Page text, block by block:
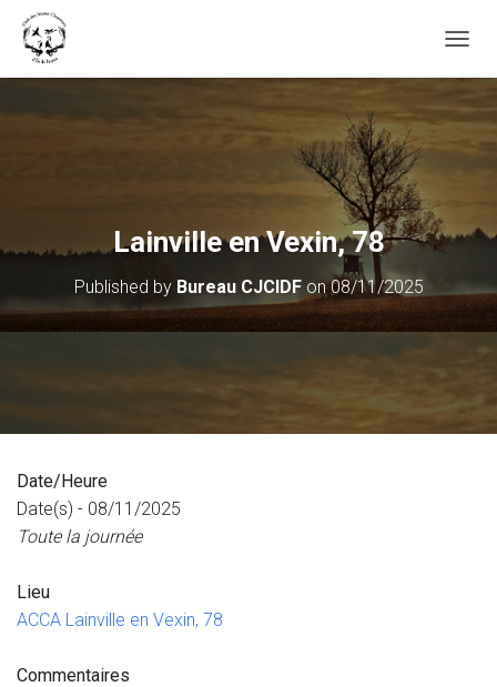
Lainville en Vexin, 78
Published by Bureau CJCIDFon08/11/2025
Date/Heure
Date(s) - 08/11/2025
Toute la journée
Lieu
ACCA Lainville en Vexin, 78
Commentaires